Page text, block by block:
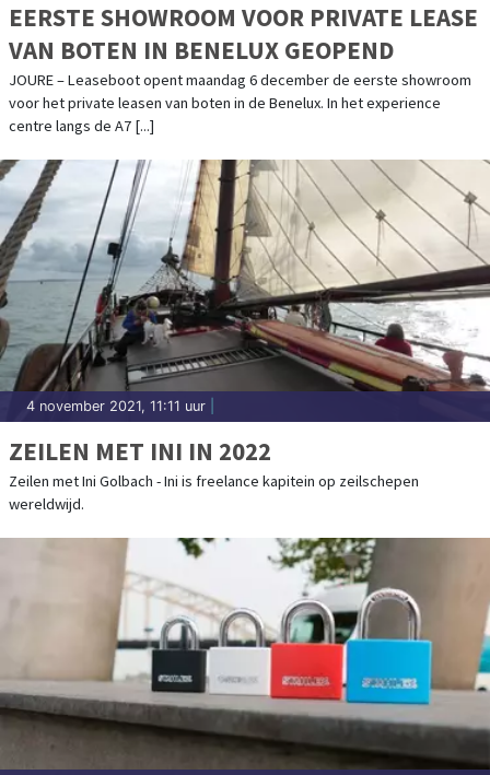
EERSTE SHOWROOM VOOR PRIVATE LEASE
VAN BOTEN IN BENELUX GEOPEND
JOURE – Leaseboot opent maandag 6 december de eerste showroom
voor het private leasen van boten in de Benelux. In het experience
centre langs de A7 [...]
4 november 2021, 11:11 uur
ZEILEN MET INI IN 2022
Zeilen met Ini Golbach - Ini is freelance kapitein op zeilschepen
wereldwijd.